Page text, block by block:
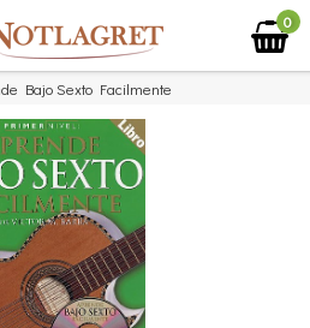
0
Bajo Sexto Facilmente
inte detta...